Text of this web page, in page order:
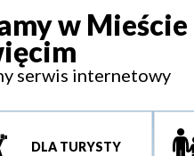
w Mieście
serwis internetowy
DLA TURYSTY